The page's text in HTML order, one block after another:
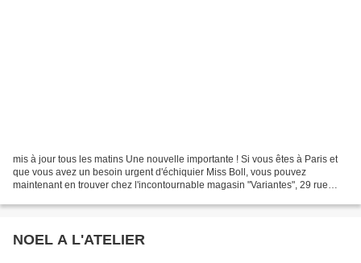
mis à jour tous les matins Une nouvelle importante ! Si vous êtes à Paris et
que vous avez un besoin urgent d'échiquier Miss Boll, vous pouvez
maintenant en trouver chez l'incontournable magasin "Variantes", 29 rue
NOEL A L'ATELIER